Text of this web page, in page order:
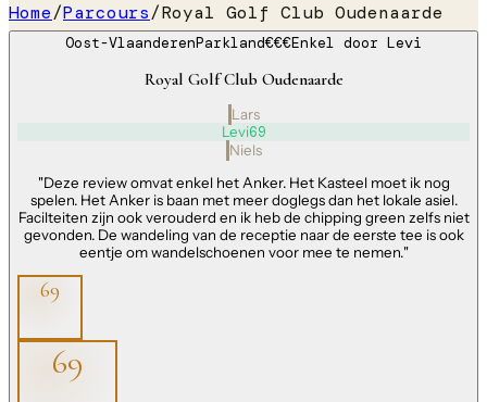
Home/Parcours/Royal Golf Club Oudenaarde
Oost-VlaanderenParkland€€€Enkel door Levi
Royal Golf Club Oudenaarde
Lars
Levi69
Niels
"Deze review omvat enkel het Anker. Het Kasteel moet ik nog
spelen. Het Anker is baan met meer doglegs dan het lokale asiel.
Facilteiten zijn ook verouderd en ik heb de chipping green zelfs niet
gevonden. De wandeling van de receptie naar de eerste tee is ook
eentje om wandelschoenen voor mee te nemen."
69
69